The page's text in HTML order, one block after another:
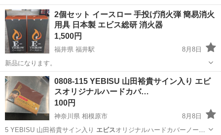
2個セット イースロー 手投げ消火弾 簡易消火
用具 日本製 エビス総研 消火器
1,500円
福井県 福井駅
8月8日
新品になります。
福井 福井市
0808-115 YEBISU 山田裕貴サイン入り エビ
スオリジナルハードカバ…
100円
神奈川県 相模原市
8月8日
5 YEBISU 山田裕貴サイン入り エビスオリジナルハードカバーノート